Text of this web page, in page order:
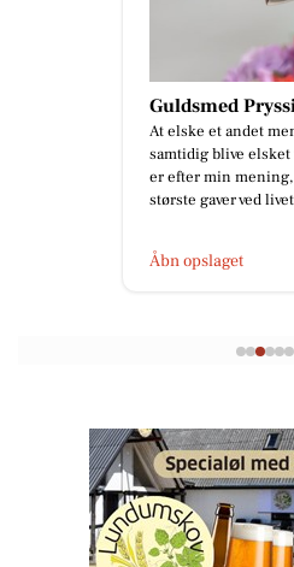
Guldsmed
At elske et andet
samtidig blive elsket
er efter min mening,
største gaver ved
Åbn opslaget